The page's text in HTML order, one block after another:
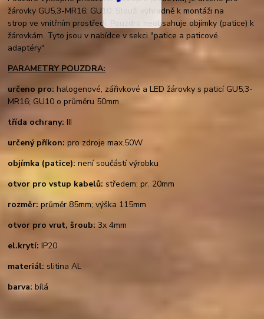
žárovky GU5,3-MR16; GU10. Slouží výhradně k montáži na
strop ve vnitřním prostředí. Pouzdro neobsahuje objímky (patice) k
žárovkám. Tyto jsou v nabídce v sekci "patice a paticové
adaptéry"
PARAMETRY POUZDRA:
určeno pro: halogenové, zářivkové a LED žárovky s paticí GU5,3-
MR16; GU10 o průměru 50mm
třída ochrany:III
určený příkon:pro zdroje max.50W
objímka (patice):není součástí výrobku
otvor pro vstup kabelů: středem; pr. 20mm
rozměr:průměr 85mm; výška 115mm
otvor pro vrut, šroub:3x 4mm
el.krytí: IP20
materiál: slitina AL
barva:bílá